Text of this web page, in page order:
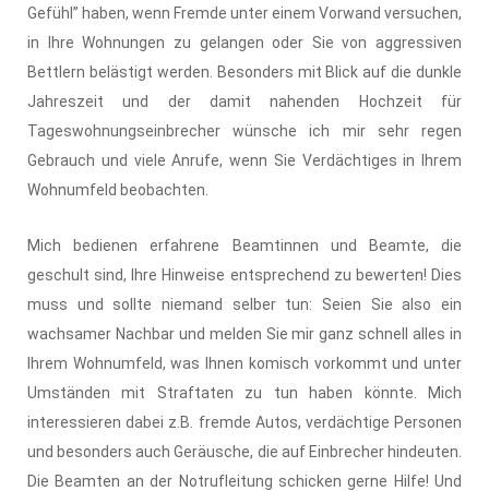
Gefühl” haben, wenn Fremde unter einem Vorwand versuchen,
in Ihre Wohnungen zu gelangen oder Sie von aggressiven
Bettlern belästigt werden. Besonders mit Blick auf die dunkle
Jahreszeit und der damit nahenden Hochzeit für
Tageswohnungseinbrecher wünsche ich mir sehr regen
Gebrauch und viele Anrufe, wenn Sie Verdächtiges in Ihrem
Wohnumfeld beobachten.
Mich bedienen erfahrene Beamtinnen und Beamte, die
geschult sind, Ihre Hinweise entsprechend zu bewerten! Dies
muss und sollte niemand selber tun: Seien Sie also ein
wachsamer Nachbar und melden Sie mir ganz schnell alles in
Ihrem Wohnumfeld, was Ihnen komisch vorkommt und unter
Umständen mit Straftaten zu tun haben könnte. Mich
interessieren dabei z.B. fremde Autos, verdächtige Personen
und besonders auch Geräusche, die auf Einbrecher hindeuten.
Die Beamten an der Notrufleitung schicken gerne Hilfe! Und